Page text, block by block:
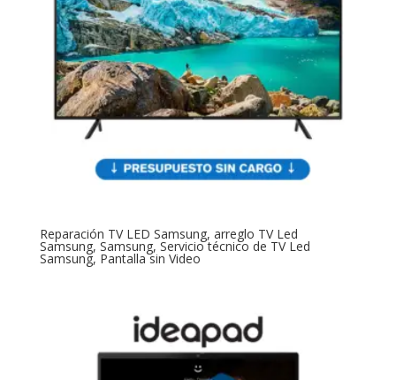
Reparación TV LED Samsung, arreglo TV Led
Samsung, Samsung, Servicio técnico de TV Led
Samsung, Pantalla sin Video